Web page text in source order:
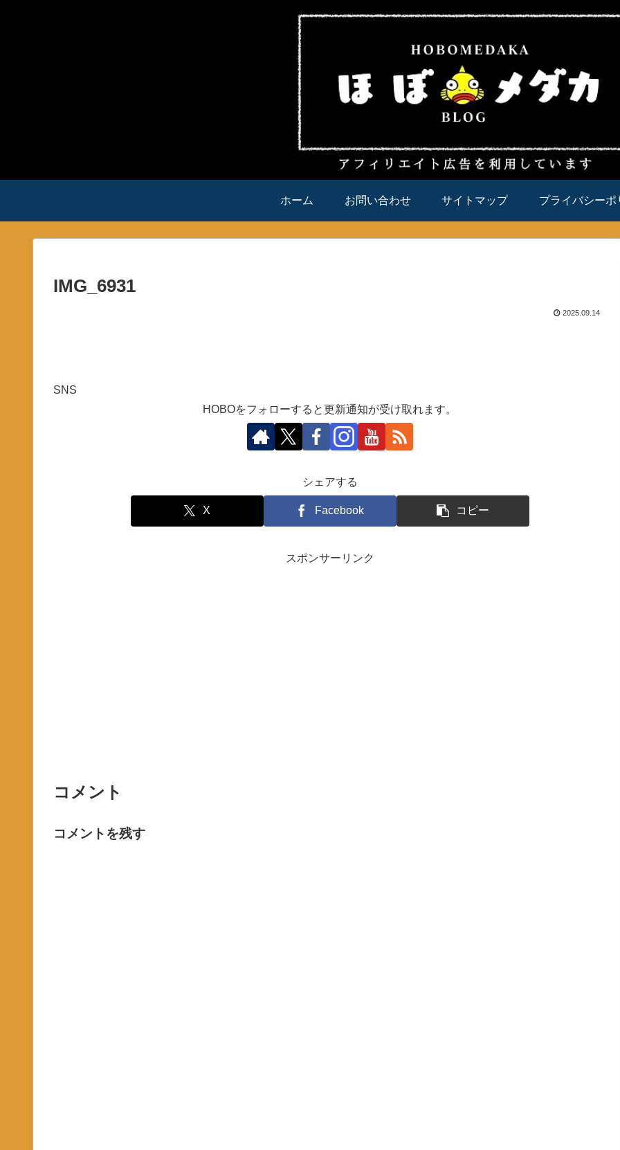
ホーム お問い合わせ サイトマップ プライバシーポ
IMG_6931
2025.09.14
SNS
HOBOをフォローすると更新通知が受け取れます。
シェアする
X Facebook コピー
スポンサーリンク
コメント
コメントを残す